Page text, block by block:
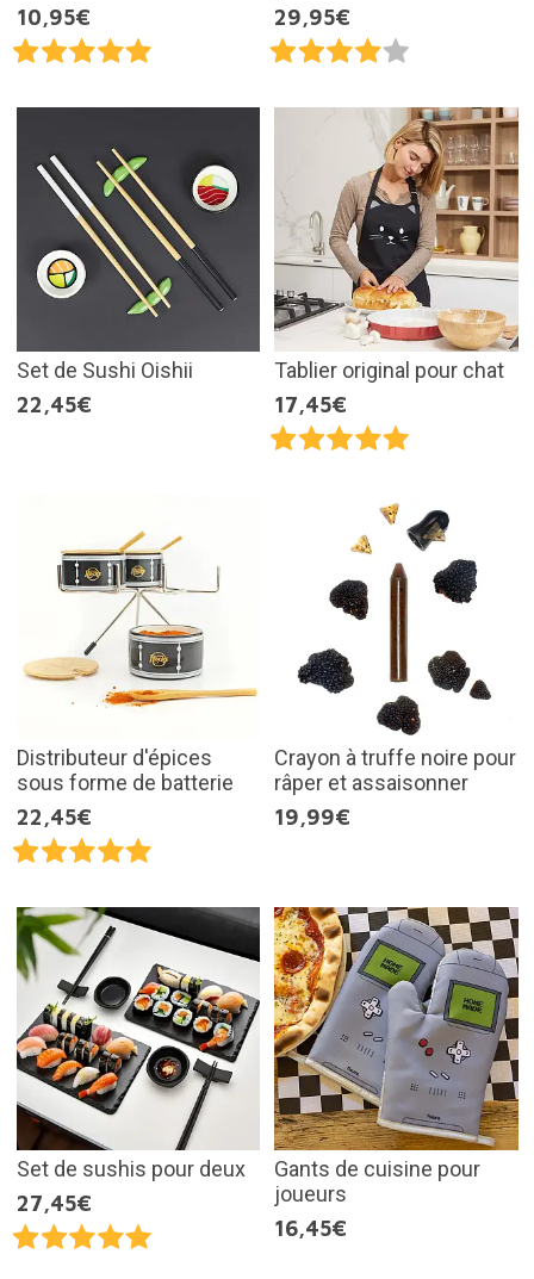
10,95€
29,95€
Set de Sushi Oishii
22,45€
Tablier original pour chat
17,45€
Distributeur d'épices
sous forme de batterie
22,45€
Crayon à truffe noire pour
râper et assaisonner
19,99€
Set de sushis pour deux
27,45€
Gants de cuisine pour
joueurs
16,45€